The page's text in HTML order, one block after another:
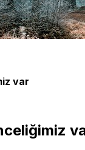
var